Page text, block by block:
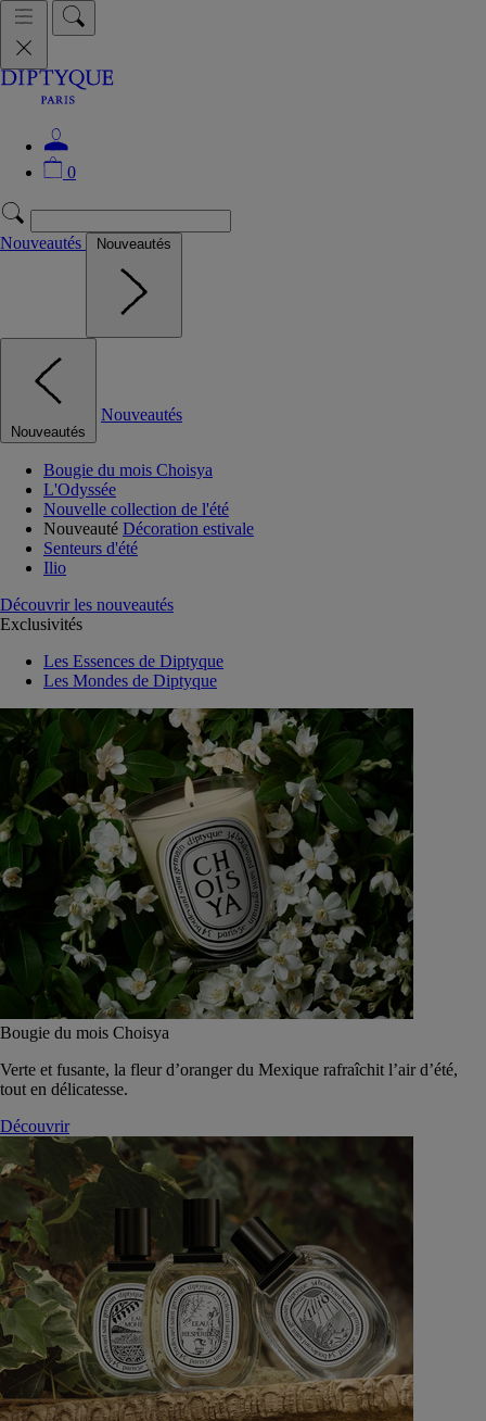
0
Nouveautés Nouveautés
Nouveautés
Nouveautés
Bougie du mois Choisya
L'Odyssée
Nouvelle collection de l'été
Nouveauté Décoration estivale
Senteurs d'été
Ilio
Découvrir les nouveautés
Exclusivités
Les Essences de Diptyque
Les Mondes de Diptyque
Bougie du mois Choisya
Verte et fusante, la fleur d’oranger du Mexique rafraîchit l’air d’été,
tout en délicatesse.
Découvrir